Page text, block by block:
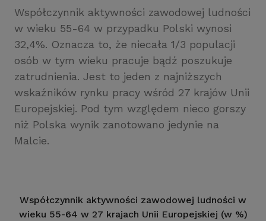
Współczynnik aktywności zawodowej ludności
w wieku 55-64 w przypadku Polski wynosi
32,4%. Oznacza to, że niecała 1/3 populacji
osób w tym wieku pracuje bądź poszukuje
zatrudnienia. Jest to jeden z najniższych
wskaźników rynku pracy wśród 27 krajów Unii
Europejskiej. Pod tym względem nieco gorszy
niż Polska wynik zanotowano jedynie na
Malcie.
Współczynnik aktywności zawodowej ludności w
wieku 55-64 w 27 krajach Unii Europejskiej (w %)